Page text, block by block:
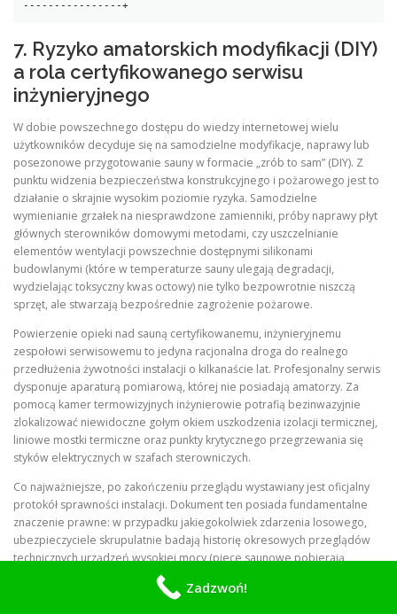
7. Ryzyko amatorskich modyfikacji (DIY)
a rola certyfikowanego serwisu
inżynieryjnego
W dobie powszechnego dostępu do wiedzy internetowej wielu
użytkowników decyduje się na samodzielne modyfikacje, naprawy lub
posezonowe przygotowanie sauny w formacie „zrób to sam” (DIY). Z
punktu widzenia bezpieczeństwa konstrukcyjnego i pożarowego jest to
działanie o skrajnie wysokim poziomie ryzyka. Samodzielne
wymienianie grzałek na niesprawdzone zamienniki, próby naprawy płyt
głównych sterowników domowymi metodami, czy uszczelnianie
elementów wentylacji powszechnie dostępnymi silikonami
budowlanymi (które w temperaturze sauny ulegają degradacji,
wydzielając toksyczny kwas octowy) nie tylko bezpowrotnie niszczą
sprzęt, ale stwarzają bezpośrednie zagrożenie pożarowe.
Powierzenie opieki nad sauną certyfikowanemu, inżynieryjnemu
zespołowi serwisowemu to jedyna racjonalna droga do realnego
przedłużenia żywotności instalacji o kilkanaście lat. Profesjonalny serwis
dysponuje aparaturą pomiarową, której nie posiadają amatorzy. Za
pomocą kamer termowizyjnych inżynierowie potrafią bezinwazyjnie
zlokalizować niewidoczne gołym okiem uszkodzenia izolacji termicznej,
liniowe mostki termiczne oraz punkty krytycznego przegrzewania się
styków elektrycznych w szafach sterowniczych.
Co najważniejsze, po zakończeniu przeglądu wystawiany jest oficjalny
protokół sprawności instalacji. Dokument ten posiada fundamentalne
znaczenie prawne: w przypadku jakiegokolwiek zdarzenia losowego,
ubezpieczyciele skrupulatnie badają historię okresowych przeglądów
technicznych urządzeń wysokiej mocy (piece saunowe pobierają
najczęściej od 4,5 do kilkunastu kilowatów). Brak oficjalnego
potwierdzenia, że system był serwisowany przez uprawnionego
Zadzwoń!